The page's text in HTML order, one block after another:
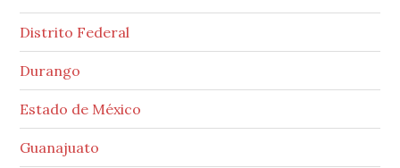
Distrito Federal
Durango
Estado de México
Guanajuato